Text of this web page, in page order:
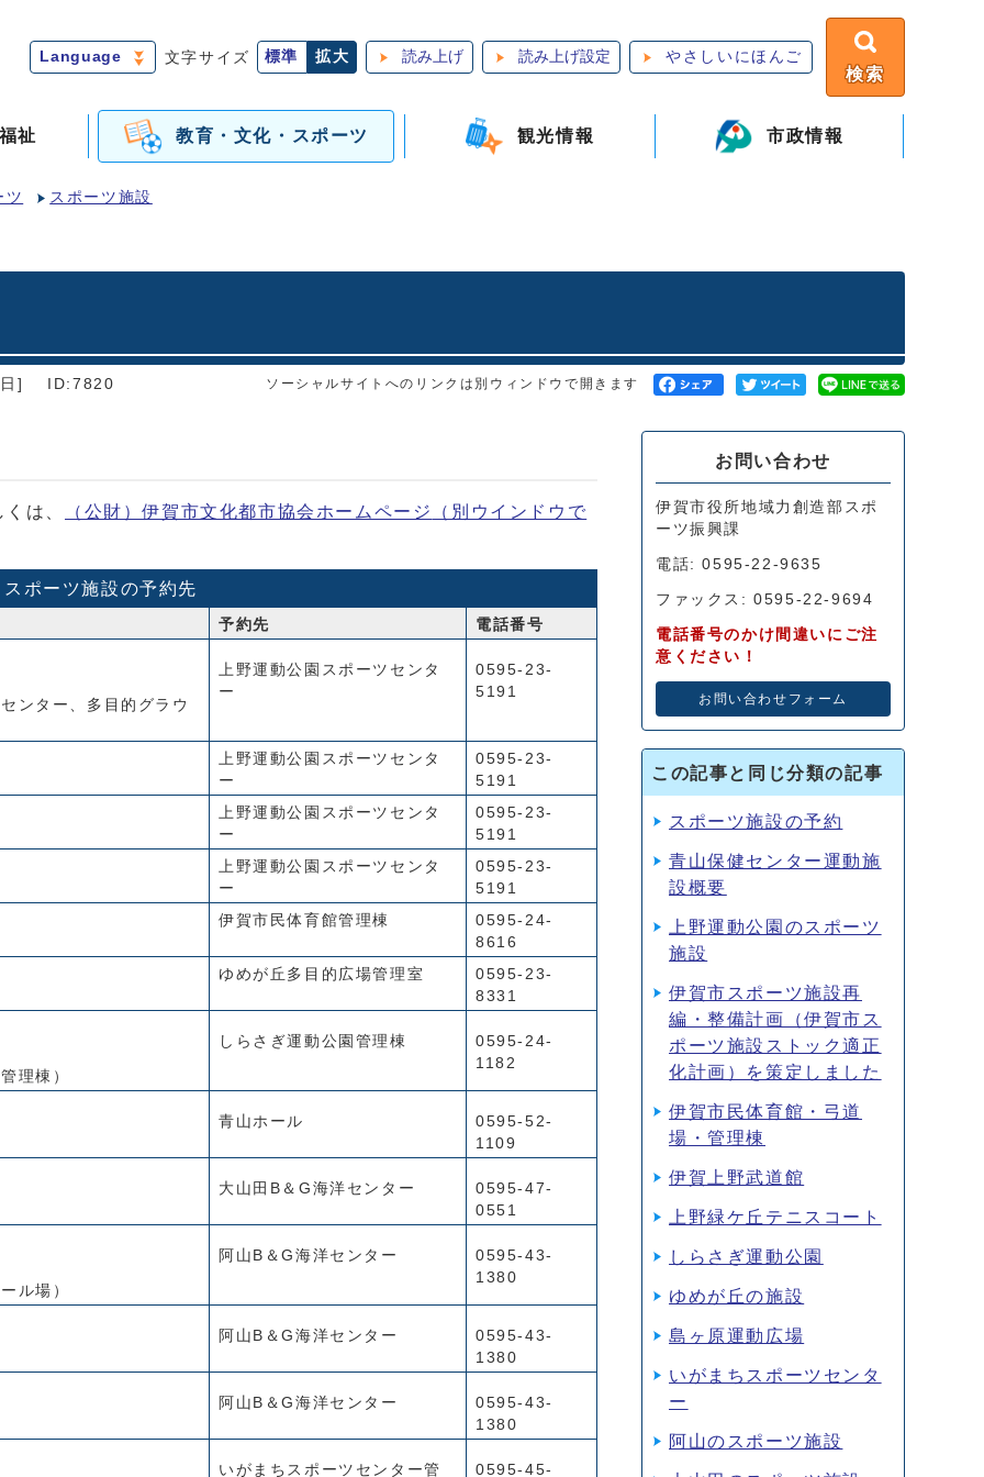
Language 文字サイズ 標準 拡大 読み上げ 読み上げ設定 やさしいにほんご
検索
祉 教育・文化・スポーツ 観光情報 市政情報
ツ スポーツ施設
] ID:7820 ソーシャルサイトへのリンクは別ウィンドウで開きます
は、 （公財）伊賀市文化都市協会ホームページ （別ウインドウで
スポーツ施設の予約先
予約先 電話番号
ンター、多目的グラウ
上野運動公園スポーツセンタ
ー
0595-23-
5191
上野運動公園スポーツセンタ
ー
0595-23-
5191
上野運動公園スポーツセンタ
ー
0595-23-
5191
上野運動公園スポーツセンタ
ー
0595-23-
5191
伊賀市民体育館管理棟
0595-24-
8616
ゆめが丘多目的広場管理室
0595-23-
8331
理棟）
しらさぎ運動公園管理棟
0595-24-
1182
青山ホール
0595-52-
1109
大山田B＆G海洋センター
0595-47-
0551
ル場）
阿山B＆G海洋センター
0595-43-
1380
阿山B＆G海洋センター
0595-43-
1380
阿山B＆G海洋センター
0595-43-
1380
いがまちスポーツセンター管 0595-45-
お問い合わせ
伊賀市役所地域力創造部スポ
ーツ振興課
電話: 0595-22-9635
ファックス: 0595-22-9694
電話番号のかけ間違いにご注
意ください！
お問い合わせフォーム
この記事と同じ分類の記事
スポーツ施設の予約
青山保健センター運動施
設概要
上野運動公園のスポーツ
施設
伊賀市スポーツ施設再
編・整備計画（伊賀市ス
ポーツ施設ストック適正
化計画）を策定しました
伊賀市民体育館・弓道
場・管理棟
伊賀上野武道館
上野緑ケ丘テニスコート
しらさぎ運動公園
ゆめが丘の施設
島ヶ原運動広場
いがまちスポーツセンタ
ー
阿山のスポーツ施設